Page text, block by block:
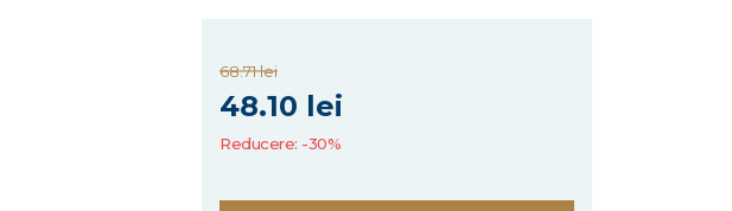
68.71 lei
48.10 lei
Reducere: -30%